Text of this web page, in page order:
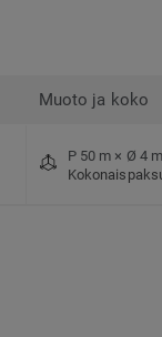
Muoto ja koko
P 50 m × Ø 4